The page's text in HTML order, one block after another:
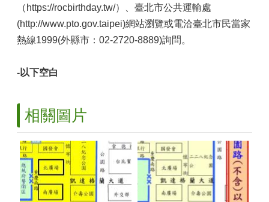
（https://rocbirthday.tw/）、臺北市公共運輸處
(http://www.pto.gov.taipei)網站瀏覽或電洽臺北市民當家
熱線1999(外縣市：02-2720-8889)詢問。
-以下空白
相關圖片